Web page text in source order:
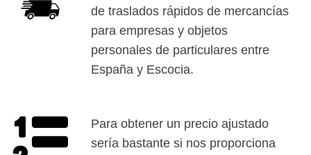
de traslados rápidos de mercancías
para empresas y objetos
personales de particulares entre
España y Escocia.
Para obtener un precio ajustado
sería bastante si nos proporciona